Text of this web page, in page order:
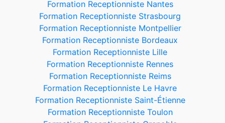
Formation Receptionniste Nantes
Formation Receptionniste Strasbourg
Formation Receptionniste Montpellier
Formation Receptionniste Bordeaux
Formation Receptionniste Lille
Formation Receptionniste Rennes
Formation Receptionniste Reims
Formation Receptionniste Le Havre
Formation Receptionniste Saint-Étienne
Formation Receptionniste Toulon